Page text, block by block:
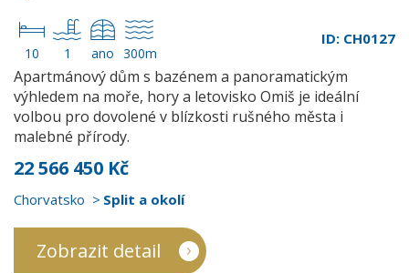
10 1 ano 300m
ID: CH0127
Apartmánový dům s bazénem a panoramatickým
výhledem na moře, hory a letovisko Omiš je ideální
volbou pro dovolené v blízkosti rušného města i
malebné přírody.
22 566 450 Kč
Chorvatsko Split a okolí
Zobrazit detail